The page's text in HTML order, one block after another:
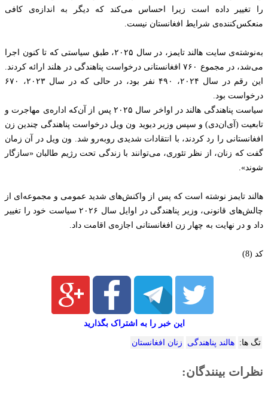
را تغییر داده است زیرا احساس می‌کند که دیگر به اندازه‌ی ‏کافی
منعکس‌کننده‌ی شرایط افغانستان نیست.‏
به‌نوشته‌ی سایت هالند تایمز، در سال ۲۰۲۵، طبق سیاستی که ‏تا کنون اجرا
می‌شد، در مجموع ۷۶۰ افغانستانی درخواست ‏پناهندگی در هلند ارائه کردند.
این رقم در سال ۲۰۲۴، ۴۹۰ نفر ‏بود، در حالی که در سال ۲۰۲۳، ۶۷۰
درخواست بود.‏
سیاست پناهندگی هالند در اواخر سال ۲۰۲۵ پس از آن‌که اداره‌ی ‏مهاجرت و
تابعیت (‏آی‌ان‌دی) و سپس وزیر دیوید ون ویل درخواست ‏پناهندگی چندین زن
افغانستانی را رد کردند، با انتقادات شدیدی ‏روبه‌رو شد. ون ویل در آن زمان
گفت که زنان، از نظر تئوری، ‏می‌توانند با زندگی تحت رژیم طالبان «سازگار
شوند».‏
هالند تایمز نوشته است که پس از واکنش‌های شدید عمومی و ‏مجموعه‌ای از
چالش‌های قانونی، وزیر پناهندگی در اوایل سال ‌‏۲۰۲۶ سیاست خود را تغییر
داد و در نهایت به چهار زن ‏افغانستانی اجازه‌ی اقامت داد.‏
کد (8)
این خبر را به اشتراک بگذارید
تگ ها: هالند پناهندگی زنان افغانستان
نظرات بینندگان: